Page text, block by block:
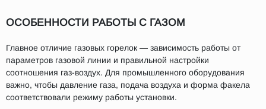
ОСОБЕННОСТИ РАБОТЫ С ГАЗОМ
Главное отличие газовых горелок — зависимость работы от
параметров газовой линии и правильной настройки
соотношения газ-воздух. Для промышленного оборудования
важно, чтобы давление газа, подача воздуха и форма факела
соответствовали режиму работы установки.